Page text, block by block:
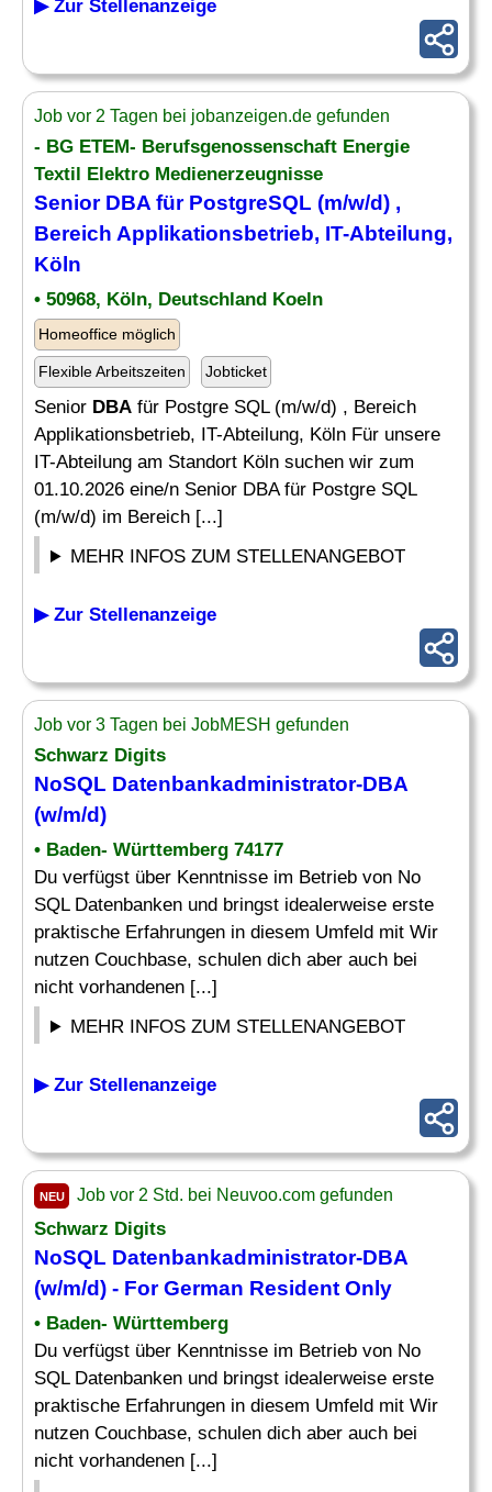
▶ Zur Stellenanzeige
Job vor 2 Tagen bei jobanzeigen.de gefunden
- BG ETEM- Berufsgenossenschaft Energie
Textil Elektro Medienerzeugnisse
Senior DBA für PostgreSQL (m/w/d) ,
Bereich Applikationsbetrieb, IT-Abteilung,
Köln
• 50968, Köln, Deutschland Koeln
Homeoffice möglich
Flexible Arbeitszeiten Jobticket
Senior DBA für Postgre SQL (m/w/d) , Bereich
Applikationsbetrieb, IT-Abteilung, Köln Für unsere
IT-Abteilung am Standort Köln suchen wir zum
01.10.2026 eine/n Senior DBA für Postgre SQL
(m/w/d) im Bereich [...]
MEHR INFOS ZUM STELLENANGEBOT
▶ Zur Stellenanzeige
Job vor 3 Tagen bei JobMESH gefunden
Schwarz Digits
NoSQL Datenbankadministrator-DBA
(w/m/d)
• Baden- Württemberg 74177
Du verfügst über Kenntnisse im Betrieb von No
SQL Datenbanken und bringst idealerweise erste
praktische Erfahrungen in diesem Umfeld mit Wir
nutzen Couchbase, schulen dich aber auch bei
nicht vorhandenen [...]
MEHR INFOS ZUM STELLENANGEBOT
▶ Zur Stellenanzeige
NEU Job vor 2 Std. bei Neuvoo.com gefunden
Schwarz Digits
NoSQL Datenbankadministrator-DBA
(w/m/d) - For German Resident Only
• Baden- Württemberg
Du verfügst über Kenntnisse im Betrieb von No
SQL Datenbanken und bringst idealerweise erste
praktische Erfahrungen in diesem Umfeld mit Wir
nutzen Couchbase, schulen dich aber auch bei
nicht vorhandenen [...]